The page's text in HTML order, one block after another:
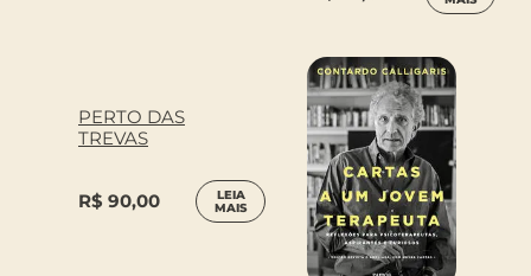
PERTO DAS
TREVAS
R$ 90,00
LEIA
MAIS